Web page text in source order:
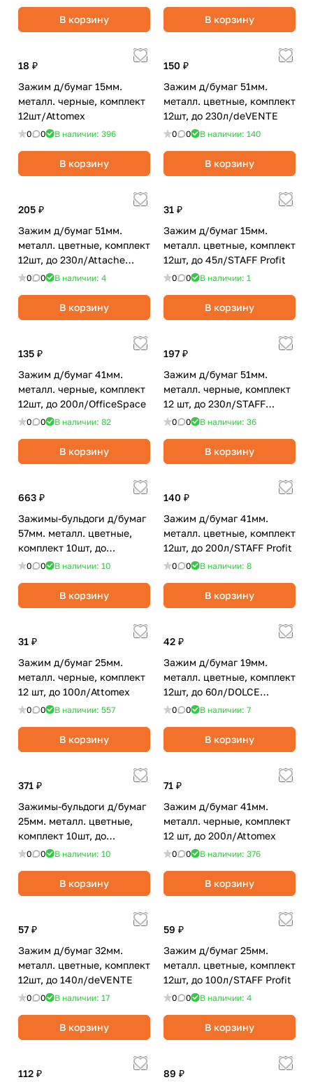
В корзину В корзину
18 ₽
Зажим д/бумаг 15мм.
металл. черные, комплект
12шт/Attomex
0 0 В наличии: 396
В корзину
150 ₽
Зажим д/бумаг 51мм.
металл. цветные, комплект
12шт, до 230л/deVENTE
0 0 В наличии: 140
В корзину
205 ₽
Зажим д/бумаг 51мм.
металл. цветные, комплект
12шт, до 230л/Attache
Economy
0 0 В наличии: 4
В корзину
31 ₽
Зажим д/бумаг 15мм.
металл. цветные, комплект
12шт, до 45л/STAFF Profit
0 0 В наличии: 1
В корзину
135 ₽
Зажим д/бумаг 41мм.
металл. черные, комплект
12шт, до 200л/OfficeSpace
0 0 В наличии: 82
В корзину
197 ₽
Зажим д/бумаг 51мм.
металл. черные, комплект
12 шт, до 230л/STAFF
EVERYDAY
0 0 В наличии: 36
В корзину
663 ₽
Зажимы-бульдоги д/бумаг
57мм. металл. цветные,
комплект 10шт, до
90л/Berlingo
0 0 В наличии: 10
В корзину
140 ₽
Зажим д/бумаг 41мм.
металл. цветные, комплект
12шт, до 200л/STAFF Profit
0 0 В наличии: 8
В корзину
31 ₽
Зажим д/бумаг 25мм.
металл. черные, комплект
12 шт, до 100л/Attomex
0 0 В наличии: 557
В корзину
42 ₽
Зажим д/бумаг 19мм.
металл. цветные, комплект
12шт, до 60л/DOLCE
COSTO
0 0 В наличии: 7
В корзину
371 ₽
Зажимы-бульдоги д/бумаг
25мм. металл. цветные,
комплект 10шт, до
60л/Berlingo
0 0 В наличии: 10
В корзину
71 ₽
Зажим д/бумаг 41мм.
металл. черные, комплект
12 шт, до 200л/Attomex
0 0 В наличии: 376
В корзину
57 ₽
Зажим д/бумаг 32мм.
металл. цветные, комплект
12шт, до 140л/deVENTE
0 0 В наличии: 17
В корзину
59 ₽
Зажим д/бумаг 25мм.
металл. цветные, комплект
12шт, до 100л/STAFF Profit
0 0 В наличии: 4
В корзину
112 ₽ 89 ₽